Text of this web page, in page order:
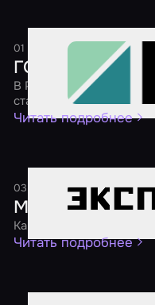
01 сентября 2024 1 минута
ГОСТ для
В России началась
стандарта для
Читать подробнее
03 августа 20241 минута
Молодежь
Как сегодня
Читать подробнее